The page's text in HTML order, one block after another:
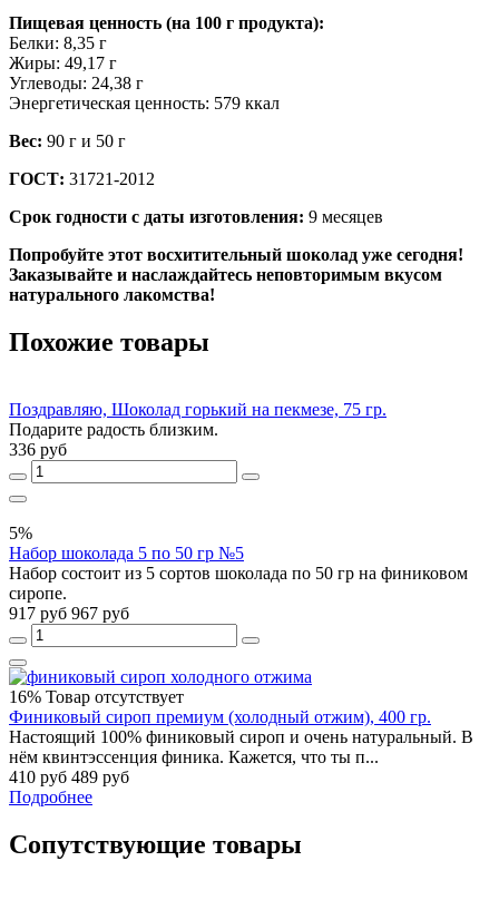
Пищевая ценность (на 100 г продукта):
Белки: 8,35 г
Жиры: 49,17 г
Углеводы: 24,38 г
Энергетическая ценность: 579 ккал
Вес: 90 г и 50 г
ГОСТ: 31721-2012
Срок годности с даты изготовления: 9 месяцев
Попробуйте этот восхитительный шоколад уже сегодня!
Заказывайте и наслаждайтесь неповторимым вкусом
натурального лакомства!
Похожие товары
Поздравляю, Шоколад горький на пекмезе, 75 гр.
Подарите радость близким.
336 руб
5%
Набор шоколада 5 по 50 гр №5
Набор состоит из 5 сортов шоколада по 50 гр на финиковом
сиропе.
917 руб 967 руб
16% Товар отсутствует
Финиковый сироп премиум (холодный отжим), 400 гр.
Настоящий 100% финиковый сироп и очень натуральный. В
нём квинтэссенция финика. Кажется, что ты п...
410 руб 489 руб
Подробнее
Сопутствующие товары